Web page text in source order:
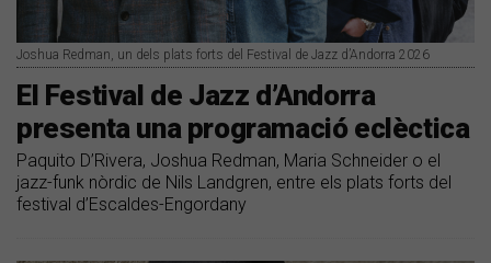
Joshua Redman, un dels plats forts del Festival de Jazz d’Andorra 2026
El Festival de Jazz d’Andorra
presenta una programació eclèctica
Paquito D’Rivera, Joshua Redman, Maria Schneider o el
jazz-funk nòrdic de Nils Landgren, entre els plats forts del
festival d’Escaldes-Engordany